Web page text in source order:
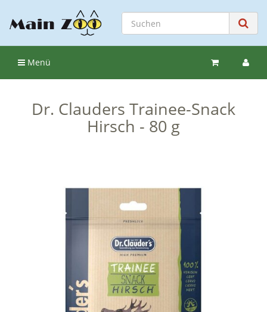
Menü
Dr. Clauders Trainee-Snack
Hirsch - 80 g